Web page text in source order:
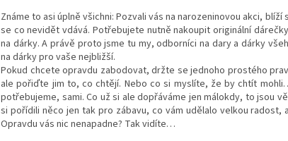
Známe to asi úplně všichni: Pozvali vás na narozeninovou akci,
se co nevidět vdává. Potřebujete nutně nakoupit originální
na dárky. A právě proto jsme tu my, odborníci na dary a dárky
na dárky pro vaše nejbližší.
Pokud chcete opravdu zabodovat, držte se jednoho prostého
ale pořiďte jim to, co chtějí. Nebo co si myslíte, že by chtít
potřebujeme, sami. Co už si ale dopřáváme jen málokdy, to jsou
si pořídili něco jen tak pro zábavu, co vám udělalo velkou
Opravdu vás nic nenapadne? Tak vidíte…